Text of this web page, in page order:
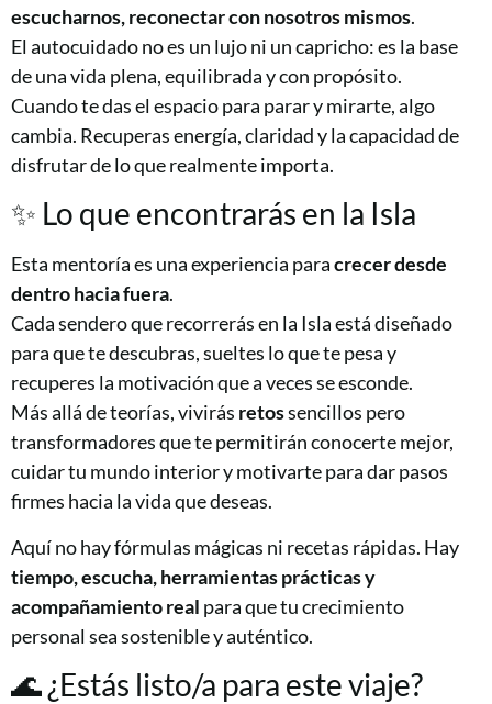
escucharnos, reconectar con nosotros mismos.
El autocuidado no es un lujo ni un capricho: es la base
de una vida plena, equilibrada y con propósito.
Cuando te das el espacio para parar y mirarte, algo
cambia. Recuperas energía, claridad y la capacidad de
disfrutar de lo que realmente importa.
✨ Lo que encontrarás en la Isla
Esta mentoría es una experiencia paracrecer desde
dentro hacia fuera.
Cada sendero que recorrerás en la Isla está diseñado
para que te descubras, sueltes lo que te pesa y
recuperes la motivación que a veces se esconde.
Más allá de teorías, vivirás retossencillos pero
transformadores que te permitirán conocerte mejor,
cuidar tu mundo interior y motivarte para dar pasos
firmes hacia la vida que deseas.
Aquí no hay fórmulas mágicas ni recetas rápidas. Hay
tiempo, escucha, herramientas prácticas y
acompañamiento real para que tu crecimiento
personal sea sostenible y auténtico.
🌊 ¿Estás listo/a para este viaje?